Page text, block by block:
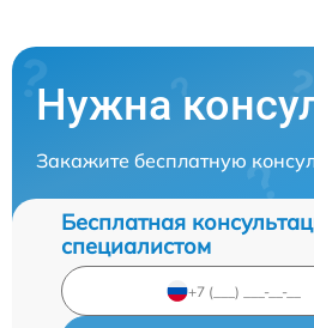
Нужна
Закажите бесплатную
Бесплатная
специалистом